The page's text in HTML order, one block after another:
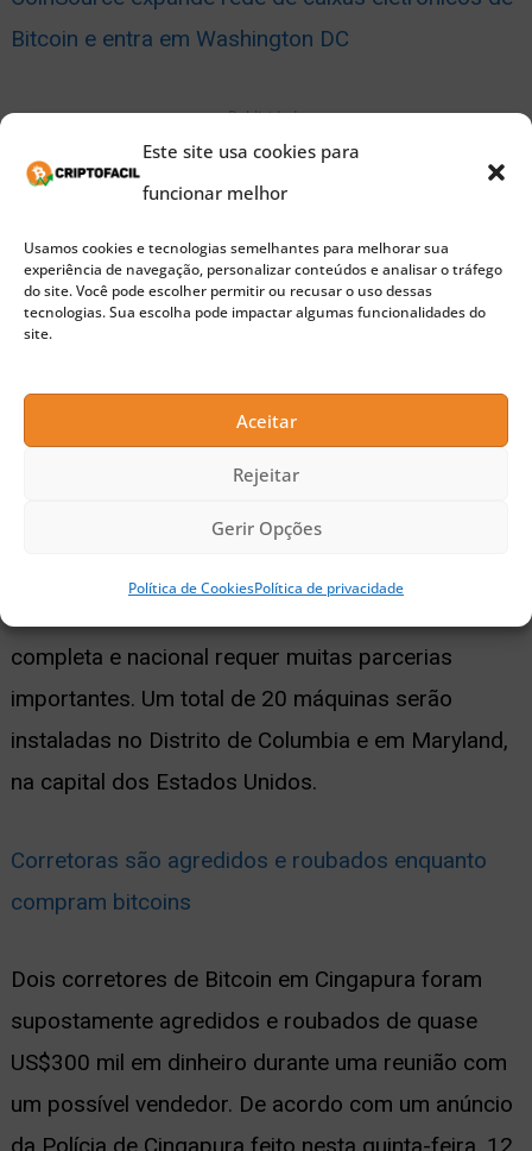
Este site usa cookies para
funcionar melhor
Usamos cookies e tecnologias semelhantes para melhorar sua
experiência de navegação, personalizar conteúdos e analisar o tráfego
do site. Você pode escolher permitir ou recusar o uso dessas
tecnologias. Sua escolha pode impactar algumas funcionalidades do
site.
Aceitar
Rejeitar
Gerir Opções
Política de CookiesPolítica de privacidade
Bitcoin e entra em Washington DC
Publicidade
Os caixas eletrônicos de Bitcoin podem ser
encontrados em dezenas de países ao redor do
mundo e especialmente nos Estados Unidos, a
competição está esquentando. A CoinSource
continua a ser um player dominante, já que sua
Bitcoin. Recentemente, a empresa anunciou sua
chegada em Washington DC, Estados
Colocar os caixas eletrônicos de Bitcoin
em mais regiões é um desafio crítico para
completa e nacional requer muitas parcerias
importantes. Um total de 20 máquinas serão
instaladas no Distrito de Columbia e em Maryland,
na capital dos Estados Unidos.
Corretoras são agredidos e roubados enquanto
compram bitcoins
Dois corretores de Bitcoin em Cingapura foram
supostamente agredidos e roubados de quase
US$300 mil em dinheiro durante uma reunião com
um possível vendedor. De acordo com um anúncio